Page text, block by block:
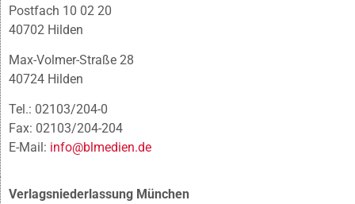
Postfach 10 02 20
40702 Hilden
Max-Volmer-Straße 28
40724 Hilden
Tel.: 02103/204-0
Fax: 02103/204-204
E-Mail: info@blmedien.de
Verlagsniederlassung München